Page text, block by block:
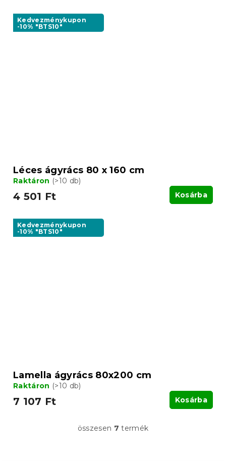
Kedvezménykupon
-10% "BTS10"
Léces ágyrács 80 x 160 cm
Raktáron (>10 db)
4 501 Ft Kosárba
Kedvezménykupon
-10% "BTS10"
Lamella ágyrács 80x200 cm
Raktáron (>10 db)
7 107 Ft Kosárba
L
összesen 7 termék